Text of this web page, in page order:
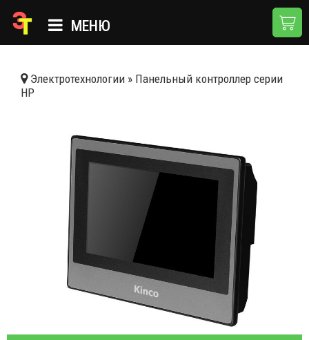
МЕНЮ
ПРИМЕНЕНИЯ
НОВОСТИ
ДОСТАВКА И ОПЛАТА
КОНТАКТЫ
Электротехнологии » Панельный контроллер серии
HP